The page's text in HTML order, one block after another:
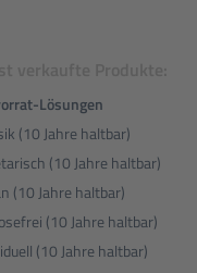
Lösungen
(10 Jahre haltbar)
(10 Jahre haltbar)
(10 Jahre haltbar)
(10 Jahre haltbar)
(10 Jahre haltbar)